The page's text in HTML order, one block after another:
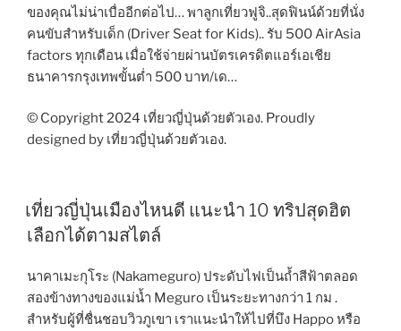
ของคุณไม่น่าเบื่ออีกต่อไป… พาลูกเที่ยวฟูจิ..สุดฟินน์ด้วยที่นั่ง
คนขับสำหรับเด็ก (Driver Seat for Kids).. รับ 500 AirAsia
factors ทุกเดือน เมื่อใช้จ่ายผ่านบัตรเครดิตแอร์เอเชีย
ธนาคารกรุงเทพขั้นต่ำ 500 บาท/เด…
© Copyright 2024 เที่ยวญี่ปุ่นด้วยตัวเอง. Proudly
designed by เที่ยวญี่ปุ่นด้วยตัวเอง.
เที่ยวญี่ปุ่นเมืองไหนดี แนะนำ 10 ทริปสุดฮิต
เลือกได้ตามสไตล์
นาคาเมะกุโระ (Nakameguro) ประดับไฟเป็นถ้ำสีฟ้าตลอด
สองข้างทางของแม่น้ำ Meguro เป็นระยะทางกว่า 1 กม .
สำหรับผู้ที่ชื่นชอบวิวภูเขา เราแนะนำให้ไปที่บึง Happo หรือ